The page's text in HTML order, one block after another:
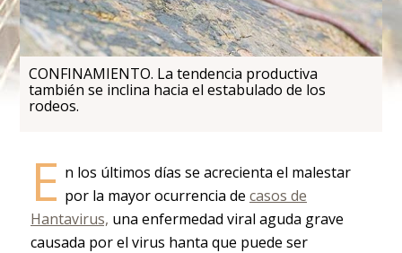
CONFINAMIENTO. La tendencia productiva
también se inclina hacia el estabulado de los
rodeos.
E n los últimos días se acrecienta el malestar
por la mayor ocurrencia de casos de
Hantavirus, una enfermedad viral aguda grave
causada por el virus hanta que puede ser